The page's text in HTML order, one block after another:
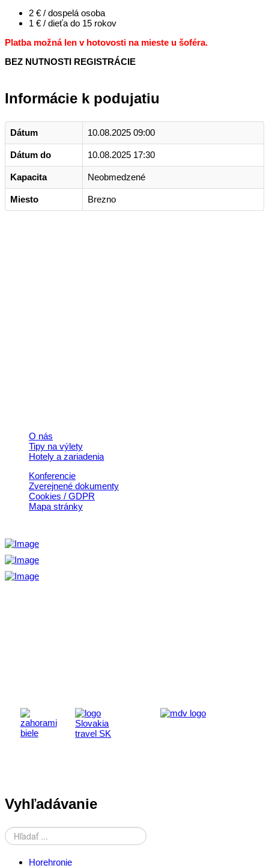
2 € / dospelá osoba
1 € / dieťa do 15 rokov
Platba možná len v hotovosti na mieste u šoféra.
BEZ NUTNOSTI REGISTRÁCIE
Informácie k podujatiu
Dátum 10.08.2025 09:00
Dátum do 10.08.2025 17:30
Kapacita Neobmedzené
Miesto Brezno
O nás
Tipy na výlety
Hotely a zariadenia
Konferencie
Zverejnené dokumenty
Cookies / GDPR
Mapa stránky
Vyhľadávanie
Horehronie